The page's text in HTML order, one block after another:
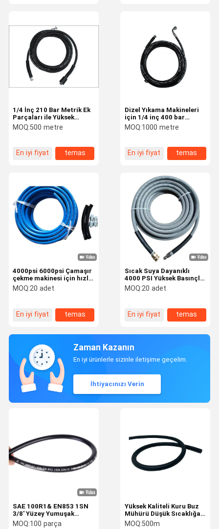
1/4 İnç 210 Bar Metrik Ek
Parçaları ile Yüksek
Basınçlı Güç Yıkama
Hortumu
MOQ:500 metre
En iyi fiyat temas
Dizel Yıkama Makineleri
için 1/4 inç 400 bar
Yüksek Basınçlı Yıkama
Hortumu
MOQ:1000 metre
En iyi fiyat temas
4000psi 6000psi Çamaşır
çekme makinesi için hızlı
çiftleyici ile
işaretlemeyen yüksek
MOQ:20 adet
En iyi fiyat temas
Sıcak Suya Dayanıklı
4000 PSI Yüksek Basınçlı
Çamaşır Fırçası, Halı
Temizleme Sistemleri için
MOQ:20 adet
En iyi fiyat temas
Zaman Kazanın
En iyi ürünlerle sizinle iletişime geçelim.
İhtiyacınızı Verin
Yüksek Kaliteli Kuru Buz
Mühürü Düşük Sıcaklığa
Dirençli Mühür
MOQ:500m
SAE 100R1& EN853 1SN
3/8' Yüzey Yumuşak
Hidrolik hortum montajı
MOQ:100 parça